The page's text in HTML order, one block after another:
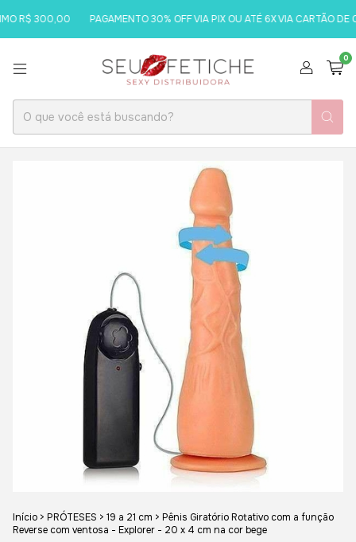
R$ 300,00 PAGAMENTO 30% OFF VIA PIX OU ATÉ 6X VIA CARTÃO DE
0
Início > PRÓTESES > 19 a 21 cm > Pênis Giratório Rotativo com a função
Reverse com ventosa - Explorer - 20 x 4 cm na cor bege